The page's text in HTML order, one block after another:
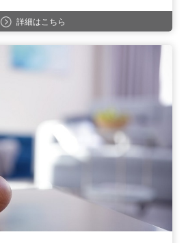
詳細はこちら